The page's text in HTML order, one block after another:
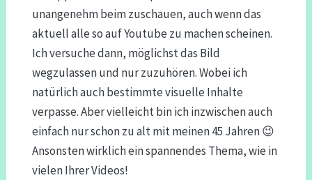
unangenehm beim zuschauen, auch wenn das
aktuell alle so auf Youtube zu machen scheinen.
Ich versuche dann, möglichst das Bild
wegzulassen und nur zuzuhören. Wobei ich
natürlich auch bestimmte visuelle Inhalte
verpasse. Aber vielleicht bin ich inzwischen auch
einfach nur schon zu alt mit meinen 45 Jahren 😉
Ansonsten wirklich ein spannendes Thema, wie in
vielen Ihrer Videos!